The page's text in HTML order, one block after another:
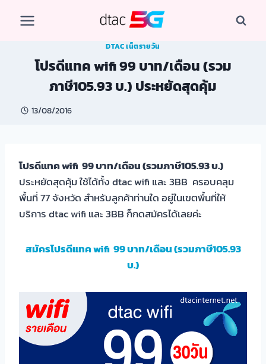
DTAC เน็ตรายวัน
โปรดีแทค wifi 99 บาท/เดือน (รวม
ภาษี105.93 บ.) ประหยัดสุดคุ้ม
13/08/2016
โปรดีแทค wifi 99 บาท/เดือน (รวมภาษี105.93 บ.)
ประหยัดสุดคุ้ม ใช้ได้ทั้ง dtac wifi และ 3BB ครอบคลุม
พื้นที่ 77 จังหวัด สำหรับลูกค้าท่านใด อยู่ในเขตพื้นที่ให้
บริการ dtac wifi และ 3BB ก็กดสมัครได้เลยค่ะ
สมัครโปรดีแทค wifi 99 บาท/เดือน (รวมภาษี105.93
บ.)